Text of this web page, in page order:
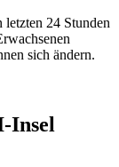
24 Stunden
sich ändern.
Insel